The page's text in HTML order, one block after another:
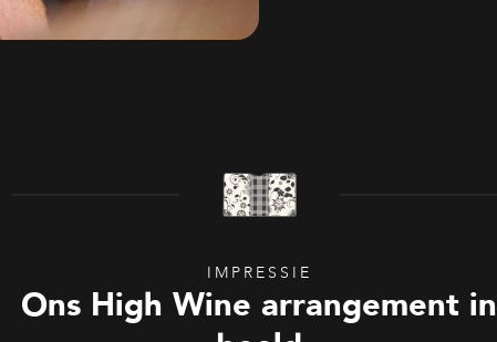
IMPRESSIE
Ons High Wine arrangement in